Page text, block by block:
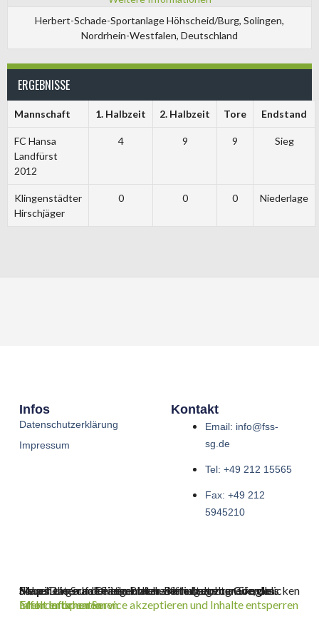
Herbert-Schade-Sportanlage Höhscheid/Burg, Solingen,
Nordrhein-Westfalen, Deutschland
ERGEBNISSE
Mannschaft 1. Halbzeit 2. Halbzeit Tore Endstand
FC Hansa
Landfürst
2012
4 9 9 Sieg
Klingenstädter
Hirschjäger
0 0 0 Niederlage
Infos
Datenschutzerklärung
Impressum
Kontakt
Email: info@fss-
sg.de
Tel: +49 212 15565
Fax: +49 212
5945210
Sie sehen gerade einen Platzhalterinhalt von
Google Maps
. Um auf den eigentlichen Inhalt zuzugreifen, klicken Sie auf die Schaltfläche unten. Bitte beachten Sie, dass dabei Daten an Drittanbieter weitergegeben werden.
Mehr Informationen
Inhalt entsperren
Erforderlichen Service akzeptieren und Inhalte entsperren